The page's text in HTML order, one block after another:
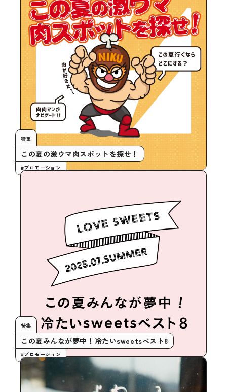
特集
この夏の激ウマ肉スポットを探せ！
#プロモーション
特集
この夏みんなが夢中！冷たいsweetsベスト8
#プロモーション